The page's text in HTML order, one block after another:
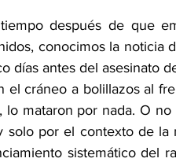
después de que
conocimos la noticia
días antes del asesinato
el cráneo a bolillazos al
lo mataron por nada. O
solo por el contexto de
sistemático del